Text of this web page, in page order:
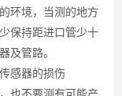
环境，当测的地方
保持距进口管少十
及管路。
感器的损伤